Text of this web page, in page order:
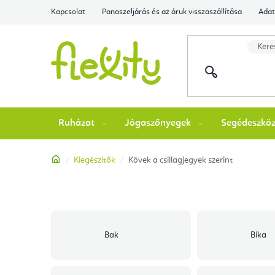
Kapcsolat Panaszeljárás és az áruk visszaszállítása
Ruházat Jógaszőnyegek
Kezdőlap
Kiegészítők Kövek a csillagjegyek szerint
Bak Bika